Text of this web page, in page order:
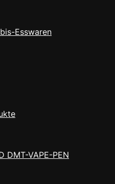
Esswaren
DMT-VAPE-PEN